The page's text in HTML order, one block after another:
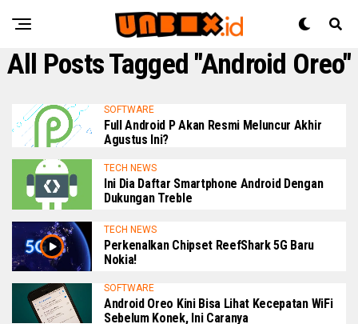
All Posts Tagged "Android Oreo"
SOFTWARE
Full Android P Akan Resmi Meluncur Akhir
Agustus Ini?
TECH NEWS
Ini Dia Daftar Smartphone Android Dengan
Dukungan Treble
TECH NEWS
Perkenalkan Chipset ReefShark 5G Baru
Nokia!
SOFTWARE
Android Oreo Kini Bisa Lihat Kecepatan WiFi
Sebelum Konek, Ini Caranya